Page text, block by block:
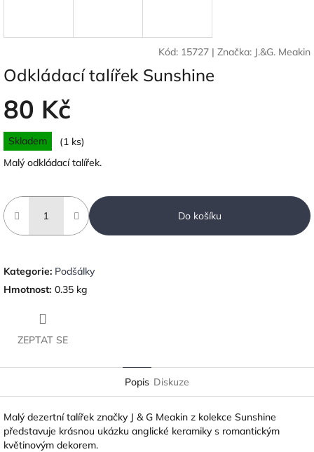
Kód: 15727 | Značka: J.&G. Meakin
Odkládací talířek Sunshine
80 Kč
Měrná
cena:
Skladem
(1 ks)
Malý odkládací talířek.
Do košíku
Kategorie: Podšálky
Hmotnost: 0.35 kg
ZEPTAT SE
Popis Diskuze
Malý dezertní talířek značky J & G Meakin z kolekce Sunshine
představuje krásnou ukázku anglické keramiky s romantickým
květinovým dekorem.